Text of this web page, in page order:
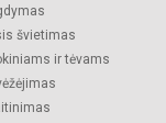
švietimas
ir tėvams